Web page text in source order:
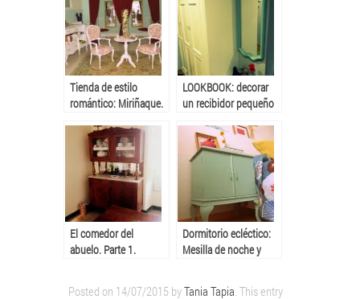
Tienda de estilo
romántico: Miriñaque.
LOOKBOOK: decorar
un recibidor pequeño
El comedor del
abuelo. Parte 1.
Dormitorio ecléctico:
Mesilla de noche y
Posted on 14/07/2015 byTania Tapia . This entry